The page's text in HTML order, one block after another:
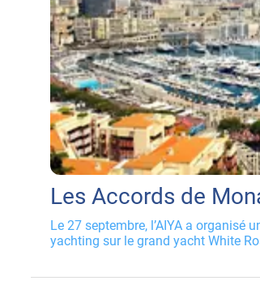
Les Accords de
Le 27 septembre, l’AIYA a organisé
yachting sur le grand yacht White